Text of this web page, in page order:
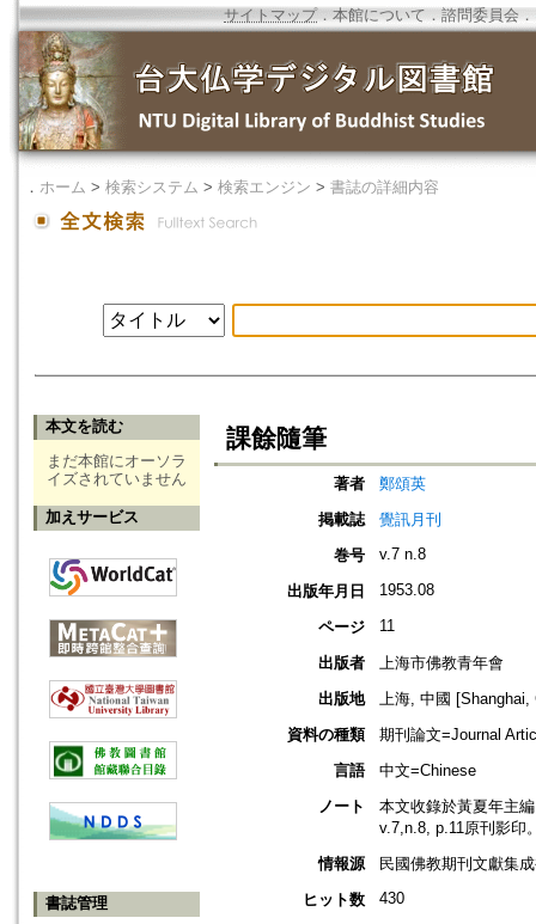
サイトマップ．本館について ． 諮問委員会 ．
． ホーム > 検索システム > 検索エンジン > 書誌の詳細内容
本文を読む
まだ本館にオーソラ
イズされていません
加えサービス
書誌管理
課餘隨筆
著者
鄭頌英
掲載誌
覺訊月刊
巻号
v.7 n.8
出版年月日 1953.08
ページ 11
出版者
上海市佛教青年會
出版地
上海, 中國 [Shanghai,
資料の種類
期刊論文=Journal
言語
中文=Chinese
ノート
本文收錄於黃夏年主
v.7,n.8, p.11原刊影印
情報源
民國佛教期刊文獻集
ヒット数
430